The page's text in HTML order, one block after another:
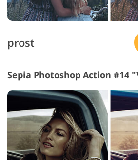
prost
Sepia Photoshop Action #14